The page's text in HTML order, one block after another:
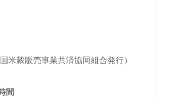
米穀販売事業共済協同組合発行）
間